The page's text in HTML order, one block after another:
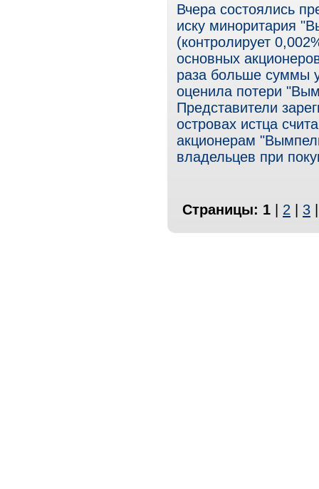
Вчера состоялись
иску миноритария
(контролирует
основных
раза больше суммы
оценила потери
Представители
островах истца
акционерам
владельцев при
Страницы: 1 2 3